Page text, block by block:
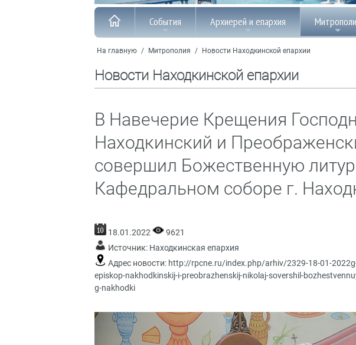
События Архиерей и епархия
На главную / Митрополия / Новости Находкинской епархии
Новости Находкинской епархии
В Навечерие Крещения
Находкинский и
совершил Божественную
Кафедральном соборе г.
18.01.2022
9621
Источник: Находкинская епархия
Адрес новости: http://rpcne.ru/index.php/arhiv/2329-18-01-
episkop-nakhodkinskij-i-preobrazhenskij-nikolaj-sovershil-
g-nakhodki